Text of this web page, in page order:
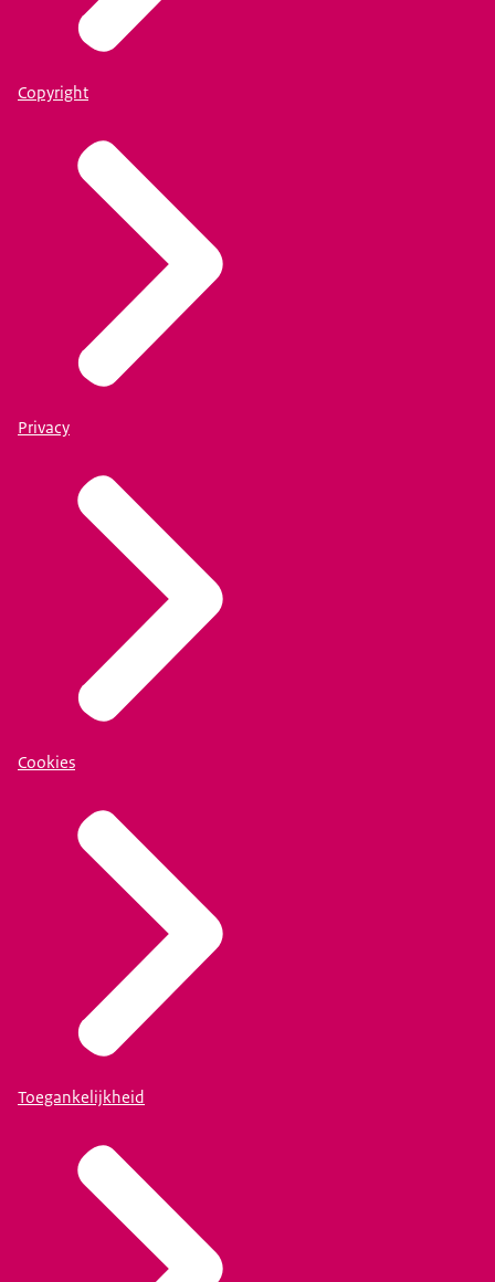
Copyright
Privacy
Cookies
Toegankelijkheid